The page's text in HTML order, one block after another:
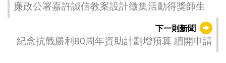
廉政公署嘉許誠信教案設計徵集活動得獎師生
下一則新聞
紀念抗戰勝利80周年資助計劃增預算 續開申請